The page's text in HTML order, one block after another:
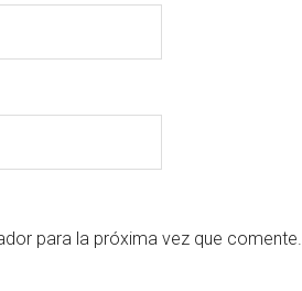
para la próxima vez que comente.